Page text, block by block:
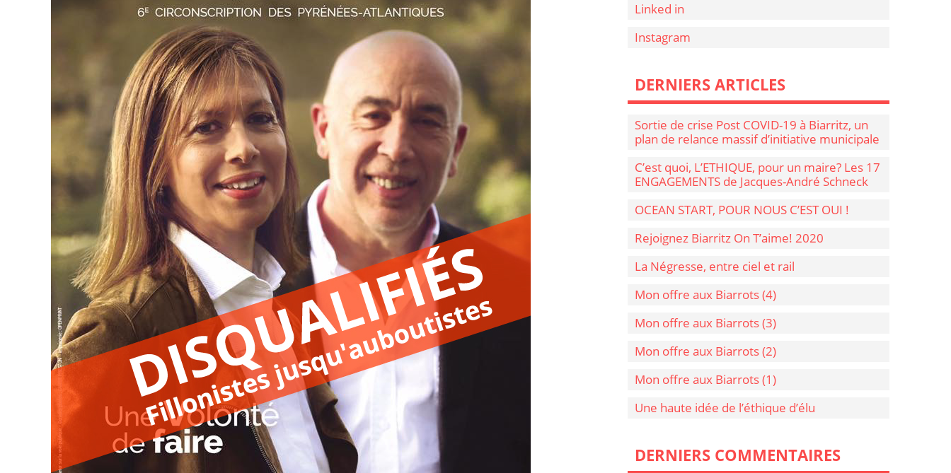
Linked in
Instagram
DERNIERS ARTICLES
Sortie de crise Post COVID-19 à Biarritz, un
plan de relance massif d’initiative municipale
C’est quoi, L’ETHIQUE, pour un maire? Les 17
ENGAGEMENTS de Jacques-André Schneck
OCEAN START, POUR NOUS C’EST OUI !
Rejoignez Biarritz On T’aime! 2020
La Négresse, entre ciel et rail
Mon offre aux Biarrots (4)
Mon offre aux Biarrots (3)
Mon offre aux Biarrots (2)
Mon offre aux Biarrots (1)
Une haute idée de l’éthique d’élu
DERNIERS COMMENTAIRES